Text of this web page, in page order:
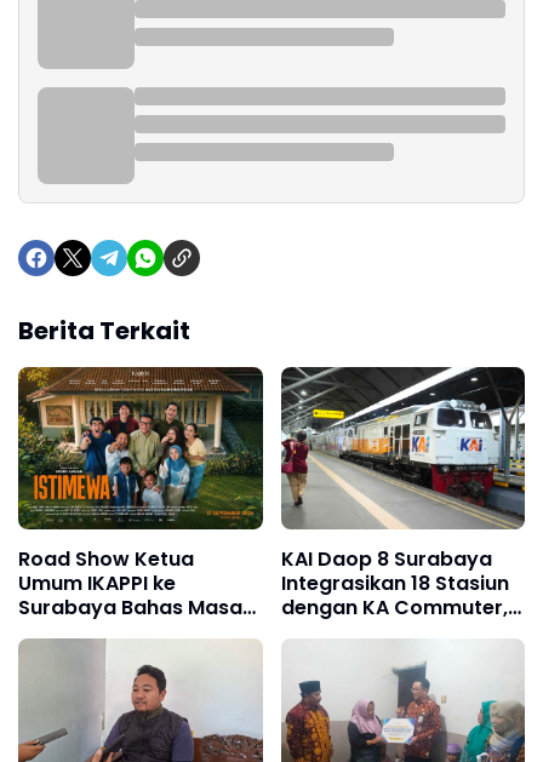
Berita Terkait
Road Show Ketua
Umum IKAPPI ke
Surabaya Bahas Masa
Depan Pasar
Tradisional dan
Pedagang
KAI Daop 8 Surabaya
Integrasikan 18 Stasiun
dengan KA Commuter,
Perjalanan Makin Praktis